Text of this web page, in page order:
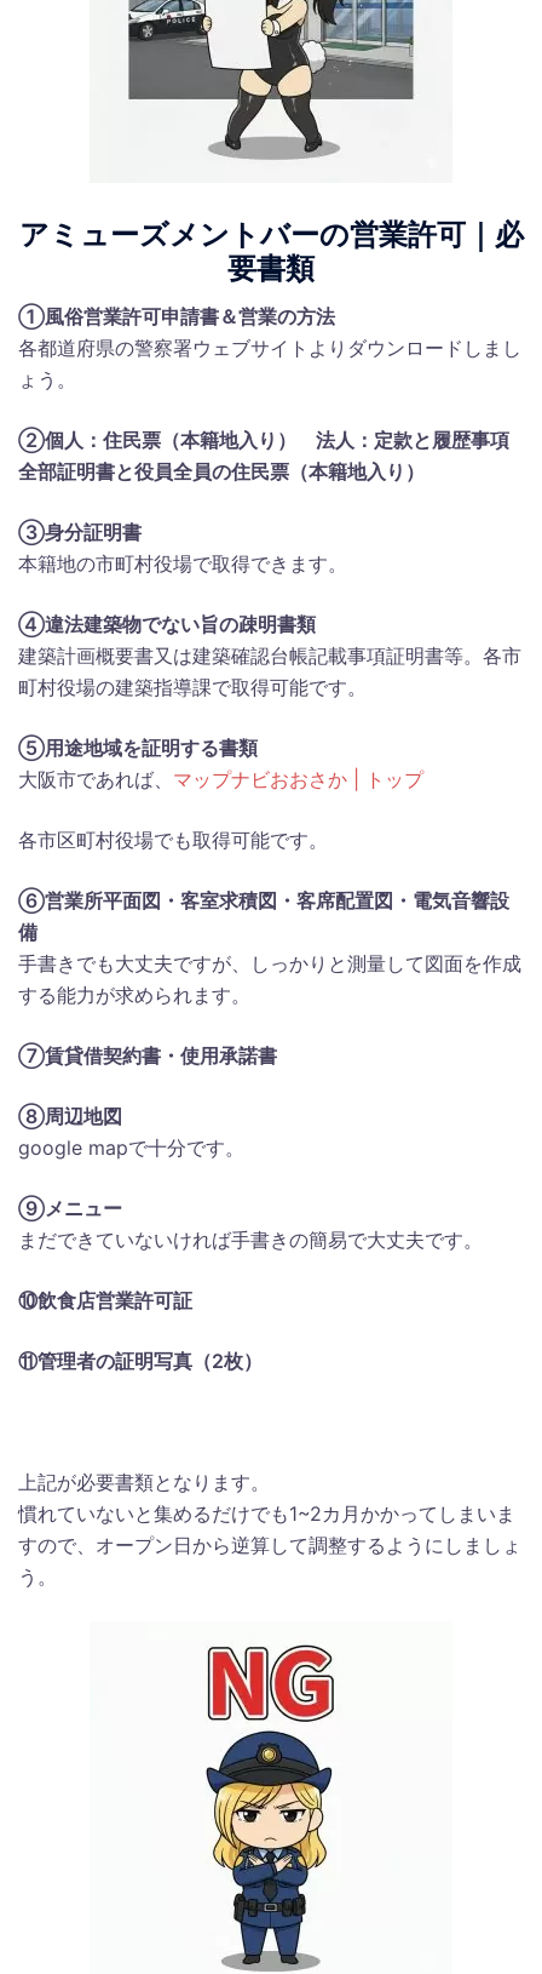
アミューズメントバーの営業許可｜必
要書類
①風俗営業許可申請書＆営業の方法
各都道府県の警察署ウェブサイトよりダウンロードしまし
ょう。
②個人：住民票（本籍地入り） 法人：定款と履歴事項
全部証明書と役員全員の住民票（本籍地入り）
③身分証明書
本籍地の市町村役場で取得できます。
④違法建築物でない旨の疎明書類
建築計画概要書又は建築確認台帳記載事項証明書等。各市
町村役場の建築指導課で取得可能です。
⑤用途地域を証明する書類
大阪市であれば、 マップナビおおさか | トップ
各市区町村役場でも取得可能です。
⑥営業所平面図・客室求積図・客席配置図・電気音響設
備
手書きでも大丈夫ですが、しっかりと測量して図面を作成
する能力が求められます。
⑦賃貸借契約書・使用承諾書
⑧周辺地図
google mapで十分です。
⑨メニュー
まだできていないければ手書きの簡易で大丈夫です。
⑩飲食店営業許可証
⑪管理者の証明写真（2枚）
上記が必要書類となります。
慣れていないと集めるだけでも1~2カ月かかってしまいま
すので、オープン日から逆算して調整するようにしましょ
う。